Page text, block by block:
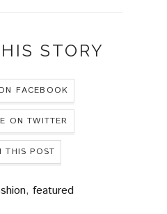
STORY
FACEBOOK
ON TWITTER
THIS POST
, featured